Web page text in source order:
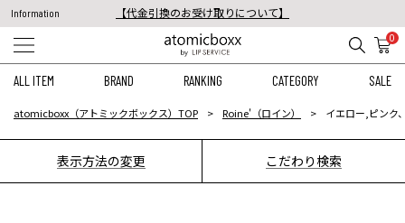
Information
【代金引換のお受け取りについて】
税込11,000円以上のご注文で送料無料！
0
ALL ITEM BRAND RANKING CATEGORY SALE
atomicboxx（アトミックボックス）TOP Roine'（ロイン） イエロー,ピンク
表示方法の変更 こだわり検索